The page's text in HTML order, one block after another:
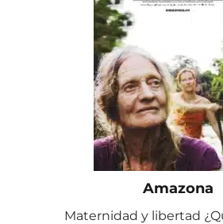
Amazona
Maternidad y libertad